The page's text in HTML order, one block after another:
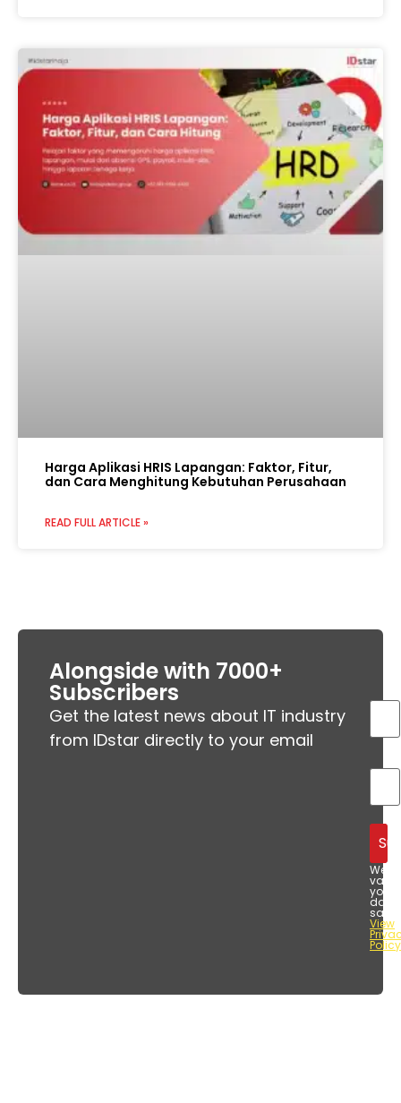
Harga Aplikasi HRIS Lapangan: Faktor, Fitur,
dan Cara Menghitung Kebutuhan Perusahaan
READ FULL ARTICLE »
Alongside with 7000+
Subscribers
Get the latest news about IT industry
from IDstar directly to your email
We
value
your
data
View
Policy